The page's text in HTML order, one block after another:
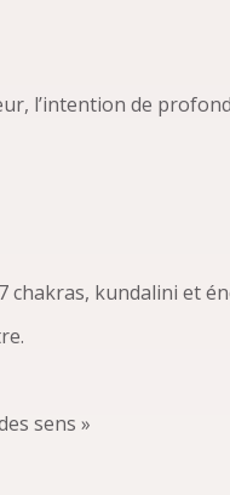
l’intention de
chakras, kundalini et
sens »